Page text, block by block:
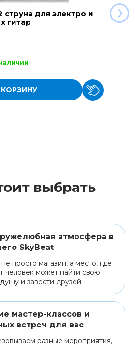
струна для электро и
гитар
КОРЗИНУ
выбрать
атмосфера в
SkyBeat
просто магазин, а место, где
человек может найти свою
и завести друзей.
мастер-классов и
встреч для вас
разные мероприятия,